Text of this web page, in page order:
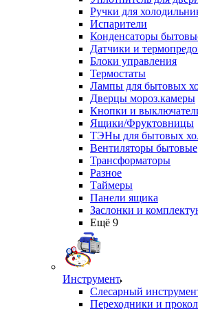
Ручки для
Испарители
Конденсаторы
Датчики и
Блоки управления
Термостаты
Лампы для бытовых
Дверцы мороз.камеры
Кнопки и
Ящики/Фруктовницы
ТЭНы для бытовых
Вентиляторы бытовые
Трансформаторы
Разное
Таймеры
Панели ящика
Заслонки и
Ещё 9
Инструмент
Слесарный
Переходники и